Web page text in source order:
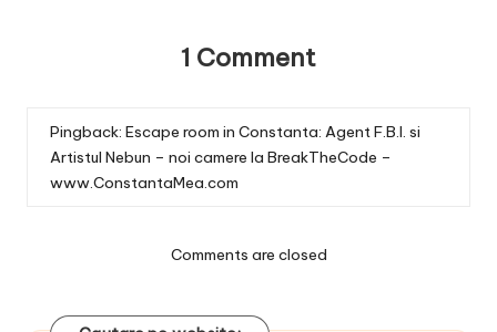
1 Comment
Pingback: Escape room in Constanta: Agent F.B.I. si
Artistul Nebun – noi camere la BreakTheCode –
www.ConstantaMea.com
Comments are closed